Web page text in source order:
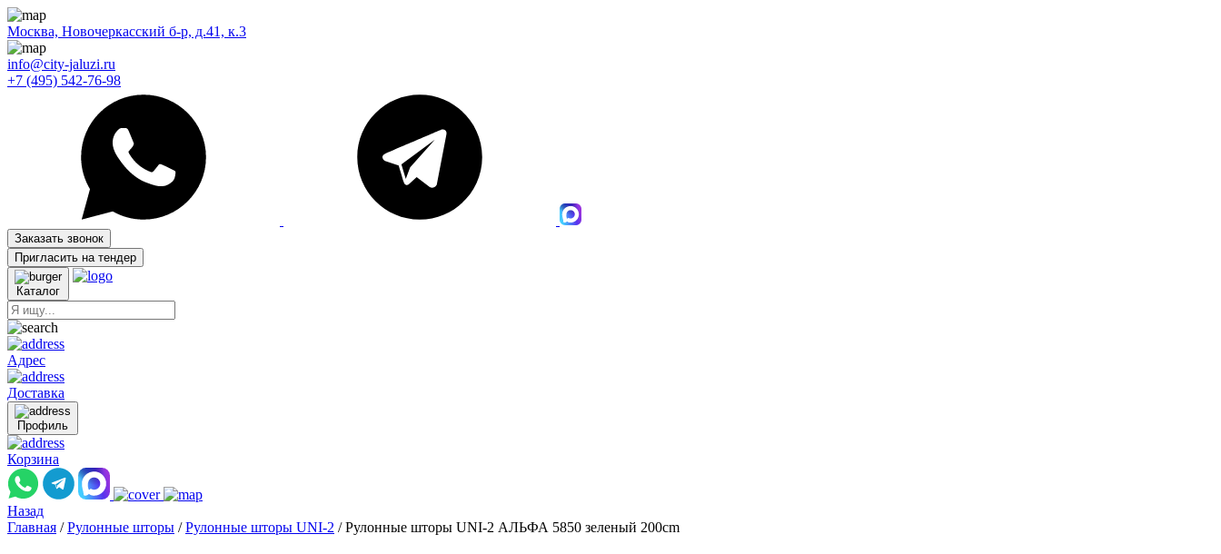
Москва, Новочеркасский б-р, д.41, к.3
info@city-jaluzi.ru
+7 (495) 542-76-98
Заказать звонок
Пригласить на тендер
Каталог
Адрес
Доставка
Профиль
Корзина
Назад
Главная / Рулонные шторы / Рулонные шторы UNI-2 / Рулонные шторы UNI-2 АЛЬФА 5850 зеленый 200cm